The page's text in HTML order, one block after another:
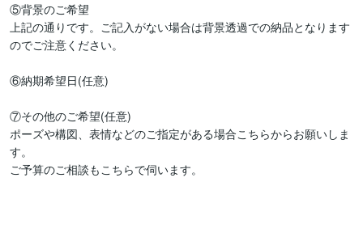
⑤背景のご希望
上記の通りです。ご記入がない場合は背景透過での納品となります
のでご注意ください。
⑥納期希望日(任意)
⑦その他のご希望(任意)
ポーズや構図、表情などのご指定がある場合こちらからお願いしま
す。
ご予算のご相談もこちらで伺います。